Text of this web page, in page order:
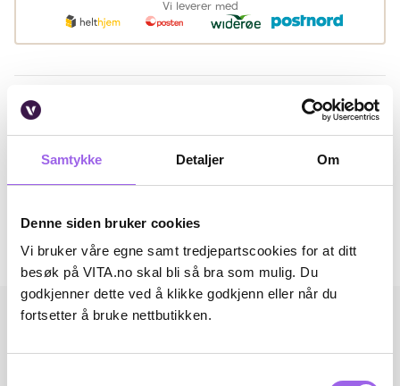
Samtykke Detaljer Om
Denne siden bruker cookies
Vi bruker våre egne samt tredjepartscookies for at ditt
besøk på VITA.no skal bli så bra som mulig. Du
godkjenner dette ved å klikke godkjenn eller når du
fortsetter å bruke nettbutikken.
Vi leverer med
Beskrivelse
Bruk
Omtaler
Andre har også kjøpt..